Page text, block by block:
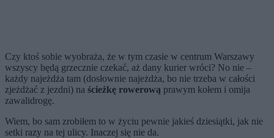
Czy ktoś sobie wyobraża, że w tym czasie w centrum Warszawy
wszyscy będą grzecznie czekać, aż dany kurier wróci? No nie –
każdy najeżdża tam (dosłownie najeżdża, bo nie trzeba w całości
zjeżdżać z jezdni) na ścieżkę rowerową prawym kołem i omija
zawalidrogę.
Wiem, bo sam zrobiłem to w życiu pewnie jakieś dziesiątki, jak nie
setki razy na tej ulicy. Inaczej się nie da.